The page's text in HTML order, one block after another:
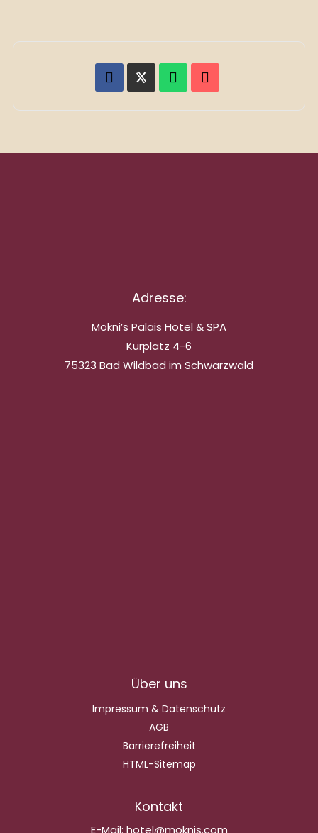
Adresse:
Mokni’s Palais Hotel & SPA
Kurplatz 4-6
75323 Bad Wildbad im Schwarzwald
Über uns
Impressum & Datenschutz
AGB
Barrierefreiheit
HTML-Sitemap
Kontakt
E-Mail: hotel@moknis.com